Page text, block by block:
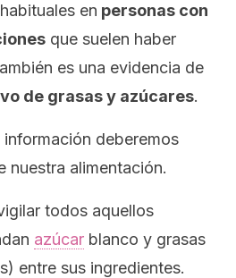
en personas con
que suelen haber
es una evidencia de
de grasas y azúcares.
deberemos
nuestra alimentación.
todos aquellos
azúcar blanco y grasas
entre sus ingredientes.